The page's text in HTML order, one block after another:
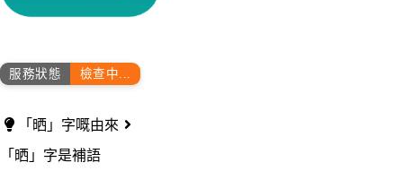
服務狀態 檢查中...
「晒」字嘅由來
「晒」字是補語